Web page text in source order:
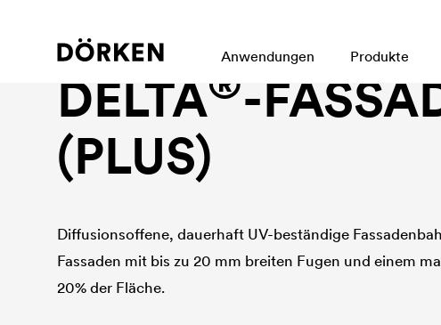
Anwendungen Produkte
Fassadenbahn bei offenen Fugen
DELTA®-
(PLUS)
Diffusionsoffene, dauerhaft UV-beständige
Fassaden mit bis zu 20 mm breiten Fugen und einem
20% der Fläche.